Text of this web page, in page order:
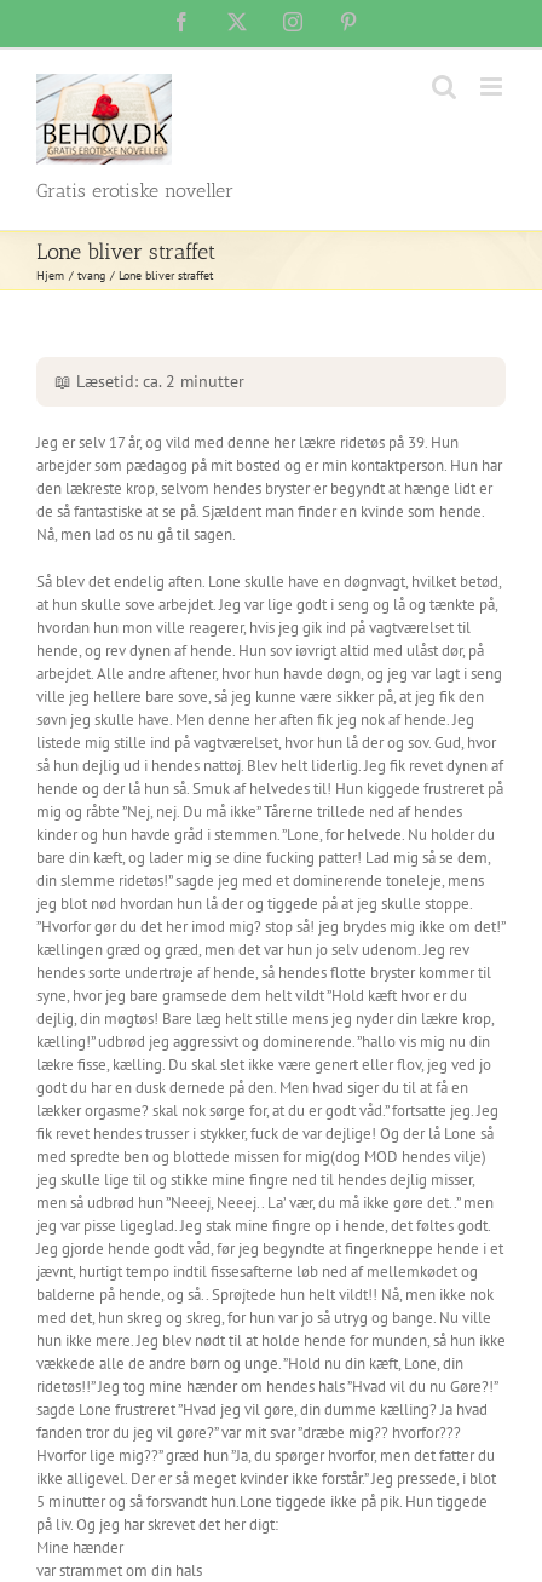
content
Facebook Instagram
Gratis erotiske noveller
Lone bliver straffet
Hjem tvang Lone bliver straffet
📖 Læsetid: ca. 2 minutter
Jeg er selv 17 år, og vild med denne her lækre ridetøs på 39. Hun
arbejder som pædagog på mit bosted og er min kontaktperson. Hun har
den lækreste krop, selvom hendes bryster er begyndt at hænge lidt er
de så fantastiske at se på. Sjældent man finder en kvinde som hende.
Nå, men lad os nu gå til sagen.
Så blev det endelig aften. Lone skulle have en døgnvagt, hvilket betød,
at hun skulle sove arbejdet. Jeg var lige godt i seng og lå og tænkte på,
hvordan hun mon ville reagerer, hvis jeg gik ind på vagtværelset til
hende, og rev dynen af hende. Hun sov iøvrigt altid med ulåst dør, på
arbejdet. Alle andre aftener, hvor hun havde døgn, og jeg var lagt i seng
ville jeg hellere bare sove, så jeg kunne være sikker på, at jeg fik den
søvn jeg skulle have. Men denne her aften fik jeg nok af hende. Jeg
listede mig stille ind på vagtværelset, hvor hun lå der og sov. Gud, hvor
så hun dejlig ud i hendes nattøj. Blev helt liderlig. Jeg fik revet dynen af
hende og der lå hun så. Smuk af helvedes til! Hun kiggede frustreret på
mig og råbte ”Nej, nej. Du må ikke” Tårerne trillede ned af hendes
kinder og hun havde gråd i stemmen. ”Lone, for helvede. Nu holder du
bare din kæft, og lader mig se dine fucking patter! Lad mig så se dem,
din slemme ridetøs!” sagde jeg med et dominerende toneleje, mens
jeg blot nød hvordan hun lå der og tiggede på at jeg skulle stoppe.
”Hvorfor gør du det her imod mig? stop så! jeg brydes mig ikke om det!”
kællingen græd og græd, men det var hun jo selv udenom. Jeg rev
hendes sorte undertrøje af hende, så hendes flotte bryster kommer til
syne, hvor jeg bare gramsede dem helt vildt ”Hold kæft hvor er du
dejlig, din møgtøs! Bare læg helt stille mens jeg nyder din lækre krop,
kælling!” udbrød jeg aggressivt og dominerende. ”hallo vis mig nu din
lækre fisse, kælling. Du skal slet ikke være genert eller flov, jeg ved jo
godt du har en dusk dernede på den. Men hvad siger du til at få en
lækker orgasme? skal nok sørge for, at du er godt våd.” fortsatte jeg. Jeg
fik revet hendes trusser i stykker, fuck de var dejlige! Og der lå Lone så
med spredte ben og blottede missen for mig(dog MOD hendes vilje)
jeg skulle lige til og stikke mine fingre ned til hendes dejlig misser,
men så udbrød hun ”Neeej, Neeej.. La’ vær, du må ikke gøre det..” men
jeg var pisse ligeglad. Jeg stak mine fingre op i hende, det føltes godt.
Jeg gjorde hende godt våd, før jeg begyndte at fingerkneppe hende i et
jævnt, hurtigt tempo indtil fissesafterne løb ned af mellemkødet og
balderne på hende, og så.. Sprøjtede hun helt vildt!! Nå, men ikke nok
med det, hun skreg og skreg, for hun var jo så utryg og bange. Nu ville
hun ikke mere. Jeg blev nødt til at holde hende for munden, så hun ikke
vækkede alle de andre børn og unge. ”Hold nu din kæft, Lone, din
ridetøs!!” Jeg tog mine hænder om hendes hals ”Hvad vil du nu Gøre?!”
sagde Lone frustreret ”Hvad jeg vil gøre, din dumme kælling? Ja hvad
fanden tror du jeg vil gøre?” var mit svar ”dræbe mig?? hvorfor???
Hvorfor lige mig??” græd hun ”Ja, du spørger hvorfor, men det fatter du
ikke alligevel. Der er så meget kvinder ikke forstår.” Jeg pressede, i blot
5 minutter og så forsvandt hun.Lone tiggede ikke på pik. Hun tiggede
på liv. Og jeg har skrevet det her digt:
Mine hænder
var strammet om din hals